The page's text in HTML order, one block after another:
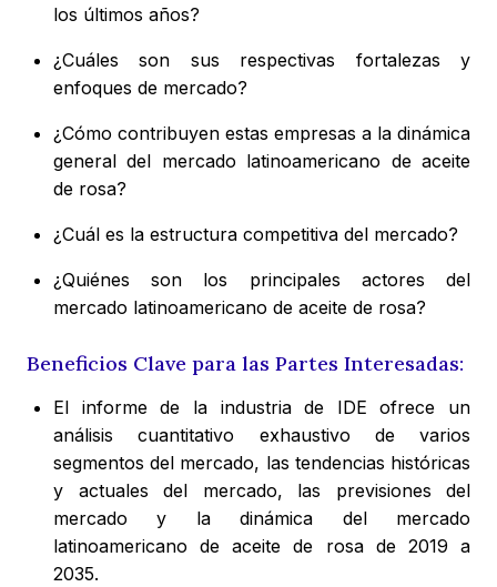
los últimos años?
¿Cuáles son sus respectivas fortalezas y
enfoques de mercado?
¿Cómo contribuyen estas empresas a la dinámica
general del mercado latinoamericano de aceite
de rosa?
¿Cuál es la estructura competitiva del mercado?
¿Quiénes son los principales actores del
mercado latinoamericano de aceite de rosa?
Beneficios Clave para las Partes Interesadas:
El informe de la industria de IDE ofrece un
análisis cuantitativo exhaustivo de varios
segmentos del mercado, las tendencias históricas
y actuales del mercado, las previsiones del
mercado y la dinámica del mercado
latinoamericano de aceite de rosa de 2019 a
2035.